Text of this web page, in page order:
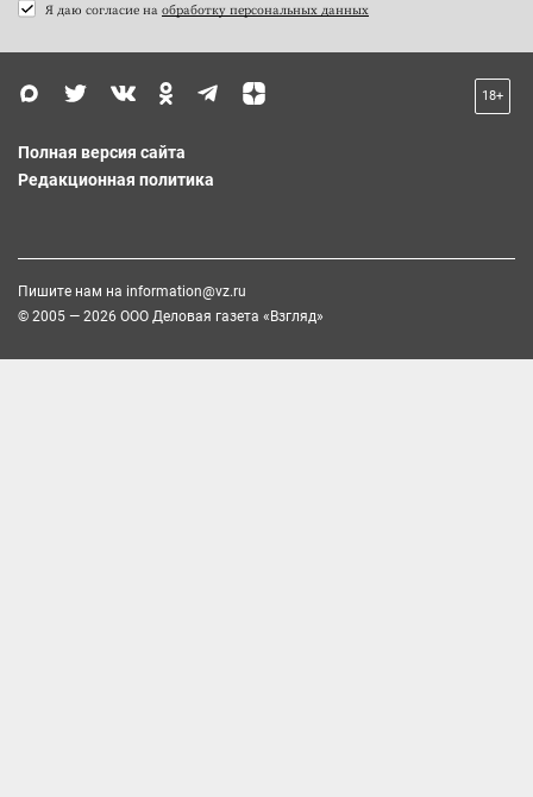
Я даю согласие на обработку персональных данных
18+
Полная версия сайта
Редакционная политика
Пишите нам на information@vz.ru
© 2005 — 2026 ООО Деловая газета «Взгляд»